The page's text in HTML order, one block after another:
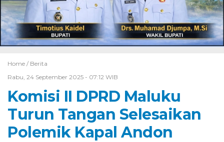
Home / Berita
Rabu, 24 September 2025 - 07:12 WIB
Komisi II DPRD Maluku
Turun Tangan Selesaikan
Polemik Kapal Andon